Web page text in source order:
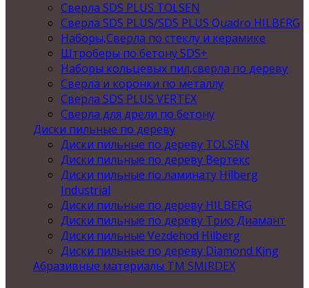
Сверла SDS PLUS TOLSEN
Сверла SDS PLUS/SDS PLUS Quadro HILBERG
Наборы,Сверла по стеклу и керамике
Штроберы по бетону SDS+
Наборы кольцевых пил,сверла по дереву
Сверла и коронки по металлу
Сверла SDS PLUS VERTEX
Сверла для дрели по бетону
Диски пильные по дереву
Диски пильные по дереву TOLSEN
Диски пильные по дереву Вертекс
Диски пильные по ламинату Hilberg
Industrial
Диски пильные по дереву HILBERG
Диски пильные по дереву Трио Диамант
Диски пильные Vezdehod Hilberg
Диски пильные по дереву Diamond King
Абразивные материалы ТМ SMIRDEX